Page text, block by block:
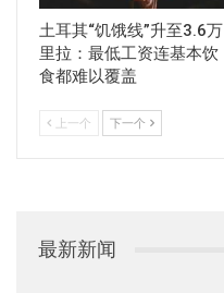
土耳其“饥饿线”升至3.6万
里拉：最低工资连基本饮
食都难以覆盖
上一个 下一个
最新新闻